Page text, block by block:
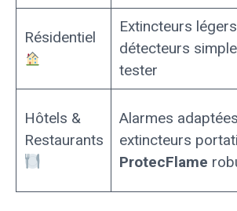
Résidentiel
Extincteurs
détecteurs
tester
Hôtels &
Restaurants
Alarmes
extincteurs
ProtecFlame